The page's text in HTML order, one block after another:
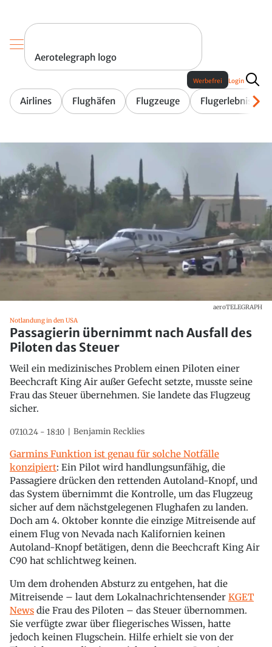
Aerotelegraph logo
Airlines Flughäfen Flugzeuge Flugerlebnis
Werbefrei Login
aeroTELEGRAPH
Notlandung in den USA
Passagierin übernimmt nach Ausfall des
Piloten das Steuer
Weil ein medizinisches Problem einen Piloten einer
Beechcraft King Air außer Gefecht setzte, musste seine
Frau das Steuer übernehmen. Sie landete das Flugzeug
sicher.
07.10.24 - 18:10 Benjamin Recklies
Garmins Funktion ist genau für solche Notfälle
konzipiert: Ein Pilot wird handlungsunfähig, die
Passagiere drücken den rettenden Autoland-Knopf, und
das System übernimmt die Kontrolle, um das Flugzeug
sicher auf dem nächstgelegenen Flughafen zu landen.
Doch am 4. Oktober konnte die einzige Mitreisende auf
einem Flug von Nevada nach Kalifornien keinen
Autoland-Knopf betätigen, denn die Beechcraft King Air
C90 hat schlichtweg keinen.
Um dem drohenden Absturz zu entgehen, hat die
Mitreisende – laut dem Lokalnachrichtensender KGET
News die Frau des Piloten – das Steuer übernommen.
Sie verfügte zwar über fliegerisches Wissen, hatte
jedoch keinen Flugschein. Hilfe erhielt sie von der